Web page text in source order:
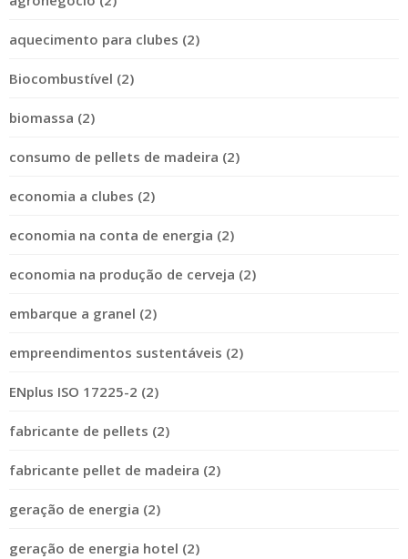
aquecimento para clubes (2)
Biocombustível (2)
biomassa (2)
consumo de pellets de madeira (2)
economia a clubes (2)
economia na conta de energia (2)
economia na produção de cerveja (2)
embarque a granel (2)
empreendimentos sustentáveis (2)
ENplus ISO 17225-2 (2)
fabricante de pellets (2)
fabricante pellet de madeira (2)
geração de energia (2)
geração de energia hotel (2)